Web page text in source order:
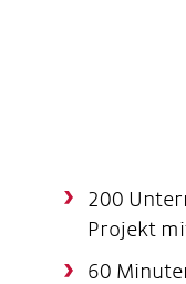
200
Projekt
60